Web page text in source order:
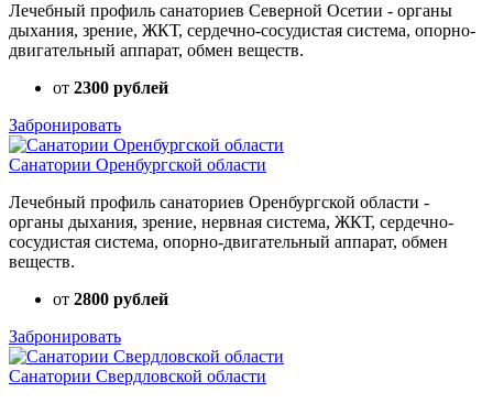
Лечебный профиль санаториев Северной Осетии - органы
дыхания, зрение, ЖКТ, сердечно-сосудистая система, опорно-
двигательный аппарат, обмен веществ.
от 2300 рублей
Забронировать
Санатории Оренбургской области
Лечебный профиль санаториев Оренбургской области -
органы дыхания, зрение, нервная система, ЖКТ, сердечно-
сосудистая система, опорно-двигательный аппарат, обмен
веществ.
от 2800 рублей
Забронировать
Санатории Свердловской области